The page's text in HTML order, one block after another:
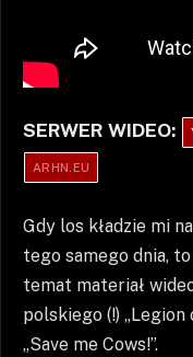
SERWER WIDEO:
ARHN.EU
Gdy los kładzie mi
tego samego dnia,
temat materiał
polskiego (!)
„Save me Cows!”.